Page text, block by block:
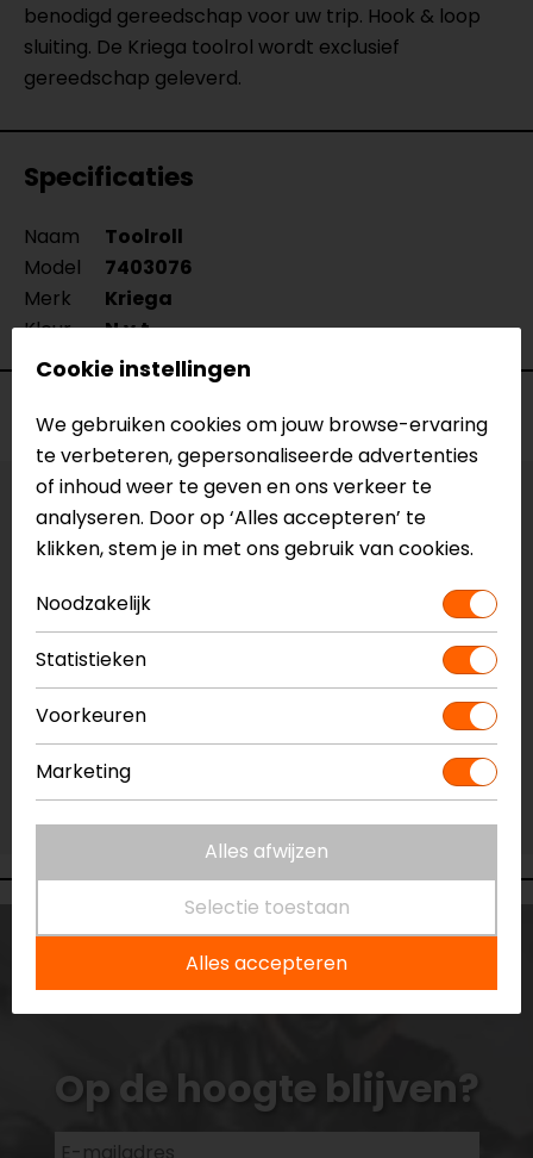
benodigd gereedschap voor uw trip. Hook & loop
sluiting. De Kriega toolrol wordt exclusief
gereedschap geleverd.
Specificaties
Naam
Toolroll
Model
7403076
Merk
Kriega
Kleur
N.v.t.
Voorraad
Vestiging Apeldoorn
Gemiddelde voorraad
Gemiddelde voorraad
Vestiging Capelle a/d IJssel
Gemiddelde voorraad
Vestiging Eindhoven
Gemiddelde voorraad
Vestiging Vianen
Gemiddelde voorraad
Op de hoogte blijven?
Cookie instellingen
We gebruiken cookies om jouw browse-ervaring
te verbeteren, gepersonaliseerde advertenties
of inhoud weer te geven en ons verkeer te
analyseren. Door op ‘Alles accepteren’ te
klikken, stem je in met ons gebruik van cookies.
Noodzakelijk
Statistieken
Voorkeuren
Marketing
Alles afwijzen
Selectie toestaan
Alles accepteren